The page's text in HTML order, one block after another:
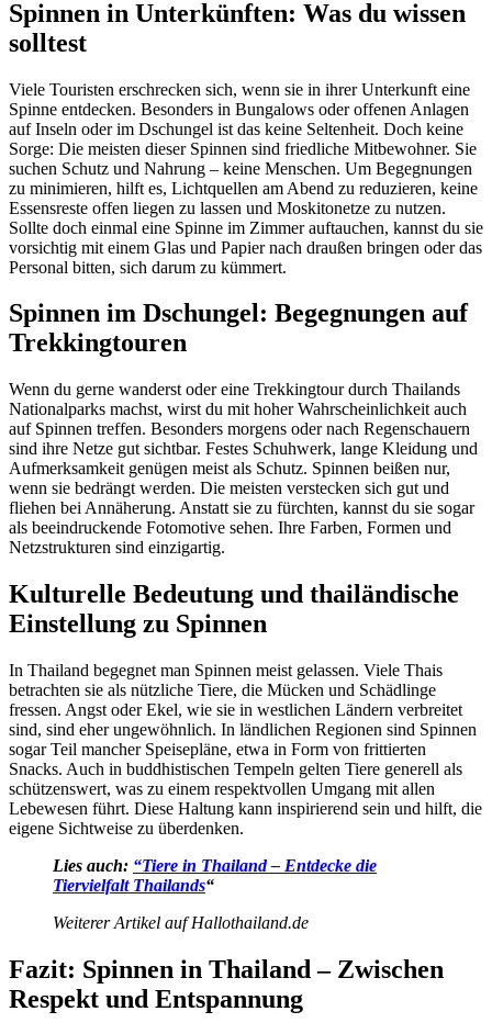
Spinnen in Unterkünften: Was du wissen
solltest
Viele Touristen erschrecken sich, wenn sie in ihrer Unterkunft eine
Spinne entdecken. Besonders in Bungalows oder offenen Anlagen
auf Inseln oder im Dschungel ist das keine Seltenheit. Doch keine
Sorge: Die meisten dieser Spinnen sind friedliche Mitbewohner. Sie
suchen Schutz und Nahrung – keine Menschen. Um Begegnungen
zu minimieren, hilft es, Lichtquellen am Abend zu reduzieren, keine
Essensreste offen liegen zu lassen und Moskitonetze zu nutzen.
Sollte doch einmal eine Spinne im Zimmer auftauchen, kannst du sie
vorsichtig mit einem Glas und Papier nach draußen bringen oder das
Personal bitten, sich darum zu kümmert.
Spinnen im Dschungel: Begegnungen auf
Trekkingtouren
Wenn du gerne wanderst oder eine Trekkingtour durch Thailands
Nationalparks machst, wirst du mit hoher Wahrscheinlichkeit auch
auf Spinnen treffen. Besonders morgens oder nach Regenschauern
sind ihre Netze gut sichtbar. Festes Schuhwerk, lange Kleidung und
Aufmerksamkeit genügen meist als Schutz. Spinnen beißen nur,
wenn sie bedrängt werden. Die meisten verstecken sich gut und
fliehen bei Annäherung. Anstatt sie zu fürchten, kannst du sie sogar
als beeindruckende Fotomotive sehen. Ihre Farben, Formen und
Netzstrukturen sind einzigartig.
Kulturelle Bedeutung und thailändische
Einstellung zu Spinnen
In Thailand begegnet man Spinnen meist gelassen. Viele Thais
betrachten sie als nützliche Tiere, die Mücken und Schädlinge
fressen. Angst oder Ekel, wie sie in westlichen Ländern verbreitet
sind, sind eher ungewöhnlich. In ländlichen Regionen sind Spinnen
sogar Teil mancher Speisepläne, etwa in Form von frittierten
Snacks. Auch in buddhistischen Tempeln gelten Tiere generell als
schützenswert, was zu einem respektvollen Umgang mit allen
Lebewesen führt. Diese Haltung kann inspirierend sein und hilft, die
eigene Sichtweise zu überdenken.
Lies auch: “Tiere in Thailand – Entdecke die
Tiervielfalt Thailands“
Weiterer Artikel auf Hallothailand.de
Fazit: Spinnen in Thailand – Zwischen
Respekt und Entspannung